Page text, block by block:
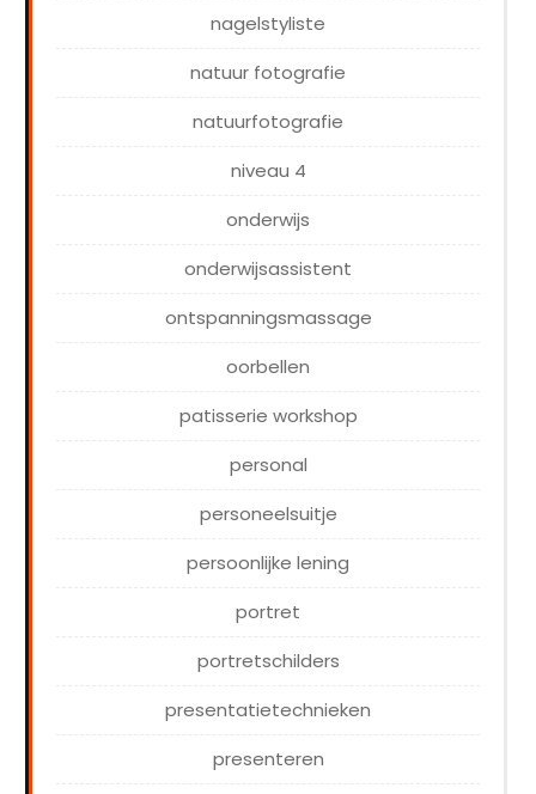
nagelstyliste
natuur fotografie
natuurfotografie
niveau 4
onderwijs
onderwijsassistent
ontspanningsmassage
oorbellen
patisserie workshop
personal
personeelsuitje
persoonlijke lening
portret
portretschilders
presentatietechnieken
presenteren